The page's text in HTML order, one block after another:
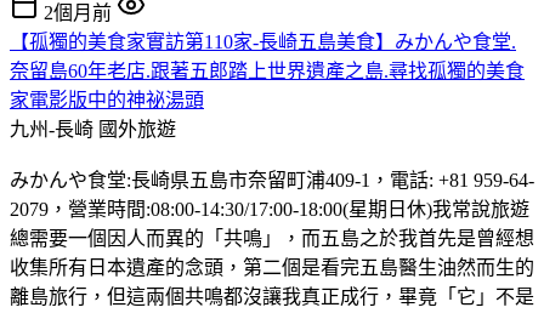
2個月前
【孤獨的美食家實訪第110家-長崎五島美食】みかんや食堂.
奈留島60年老店.跟著五郎踏上世界遺產之島.尋找孤獨的美食
家電影版中的神祕湯頭
九州-長崎 國外旅遊
みかんや食堂:長崎県五島市奈留町浦409-1，電話: +81 959-64-
2079，營業時間:08:00-14:30/17:00-18:00(星期日休)我常說旅遊
總需要一個因人而異的「共鳴」，而五島之於我首先是曾經想
收集所有日本遺產的念頭，第二個是看完五島醫生油然而生的
離島旅行，但這兩個共鳴都沒讓我真正成行，畢竟「它」不是